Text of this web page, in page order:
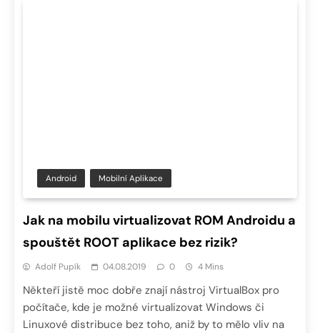
Android Mobilní Aplikace
Jak na mobilu virtualizovat ROM Androidu a
spouštět ROOT aplikace bez rizik?
Adolf Pupík 04.08.2019 0 4 Mins
Někteří jistě moc dobře znají nástroj VirtualBox pro
počítače, kde je možné virtualizovat Windows či
Linuxové distribuce bez toho, aniž by to mělo vliv na